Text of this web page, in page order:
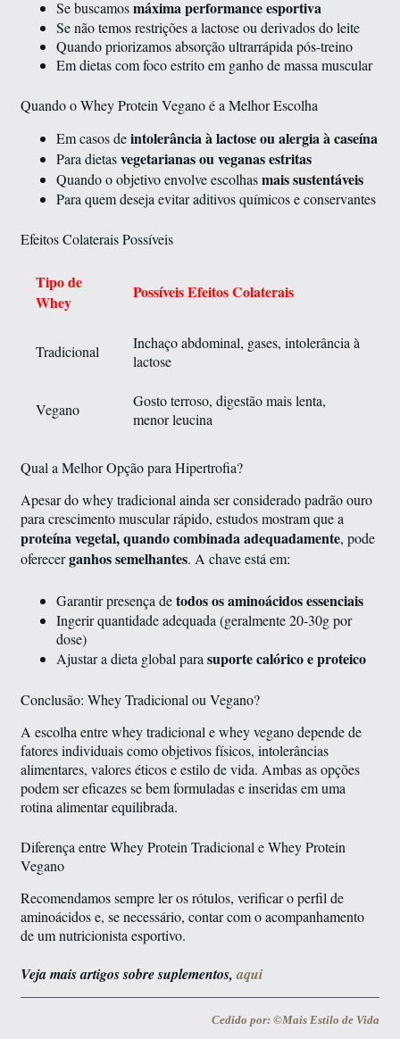
Se buscamosmáxima performance esportiva
Se não temos restrições a lactose ou derivados do leite
Quando priorizamos absorção ultrarrápida pós-treino
Em dietas com foco estrito em ganho de massa muscular
Quando o Whey Protein Vegano é a Melhor Escolha
Em casos deintolerância à lactose ou alergia à caseína
Para dietasvegetarianas ou veganas estritas
Quando o objetivo envolve escolhasmais sustentáveis
Para quem deseja evitar aditivos químicos e conservantes
Efeitos Colaterais Possíveis
Tipo de
Whey
Possíveis Efeitos Colaterais
Tradicional
Inchaço abdominal, gases, intolerância à
lactose
Vegano
Gosto terroso, digestão mais lenta,
menor leucina
Qual a Melhor Opção para Hipertrofia?
Apesar do whey tradicional ainda ser considerado padrão ouro
para crescimento muscular rápido, estudos mostram que a
proteína vegetal, quando combinada adequadamente, pode
oferecerganhos semelhantes. A chave está em:
Garantir presença detodos os aminoácidos essenciais
Ingerir quantidade adequada (geralmente 20-30g por
dose)
Ajustar a dieta global para suporte calórico e proteico
Conclusão: Whey Tradicional ou Vegano?
A escolha entre whey tradicional e whey vegano depende de
fatores individuais como objetivos físicos, intolerâncias
alimentares, valores éticos e estilo de vida. Ambas as opções
podem ser eficazes se bem formuladas e inseridas em uma
rotina alimentar equilibrada.
Diferença entre Whey Protein Tradicional e Whey Protein
Vegano
Recomendamos sempre ler os rótulos, verificar o perfil de
aminoácidos e, se necessário, contar com o acompanhamento
de um nutricionista esportivo.
Veja mais artigos sobre suplementos,aqui
Cedido por: ©Mais Estilo de Vida